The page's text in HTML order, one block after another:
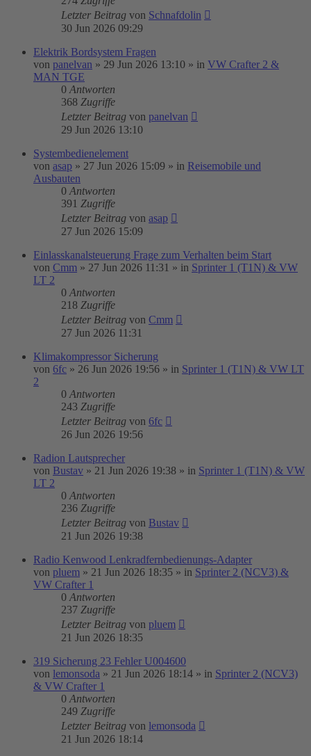
Letzter Beitrag von Schnafdolin
30 Jun 2026 09:29
Elektrik Bordsystem Fragen
von panelvan » 29 Jun 2026 13:10 » in VW Crafter 2 &
MAN TGE
0 Antworten
368 Zugriffe
Letzter Beitrag von panelvan
29 Jun 2026 13:10
Systembedienelement
von asap » 27 Jun 2026 15:09 » in Reisemobile und
Ausbauten
0 Antworten
391 Zugriffe
Letzter Beitrag von asap
27 Jun 2026 15:09
Einlasskanalsteuerung Frage zum Verhalten beim Start
von Cmm » 27 Jun 2026 11:31 » in Sprinter 1 (T1N) & VW
LT 2
0 Antworten
218 Zugriffe
Letzter Beitrag von Cmm
27 Jun 2026 11:31
Klimakompressor Sicherung
von 6fc » 26 Jun 2026 19:56 » in Sprinter 1 (T1N) & VW LT
2
0 Antworten
243 Zugriffe
Letzter Beitrag von 6fc
26 Jun 2026 19:56
Radion Lautsprecher
von Bustav » 21 Jun 2026 19:38 » in Sprinter 1 (T1N) & VW
LT 2
0 Antworten
236 Zugriffe
Letzter Beitrag von Bustav
21 Jun 2026 19:38
Radio Kenwood Lenkradfernbedienungs-Adapter
von pluem » 21 Jun 2026 18:35 » in Sprinter 2 (NCV3) &
VW Crafter 1
0 Antworten
237 Zugriffe
Letzter Beitrag von pluem
21 Jun 2026 18:35
319 Sicherung 23 Fehler U004600
von lemonsoda » 21 Jun 2026 18:14 » in Sprinter 2 (NCV3)
& VW Crafter 1
0 Antworten
249 Zugriffe
Letzter Beitrag von lemonsoda
21 Jun 2026 18:14